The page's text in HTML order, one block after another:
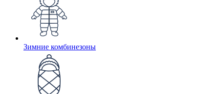
Зимние комбинезоны